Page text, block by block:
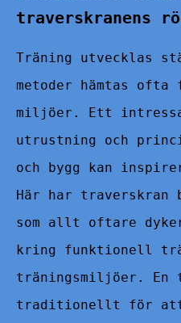
traverskranens
Träning utvecklas
metoder hämtas ofta
miljöer. Ett
utrustning och
och bygg kan
Här har
som allt oftare
kring funktionell
träningsmiljöer. En
traditionellt för